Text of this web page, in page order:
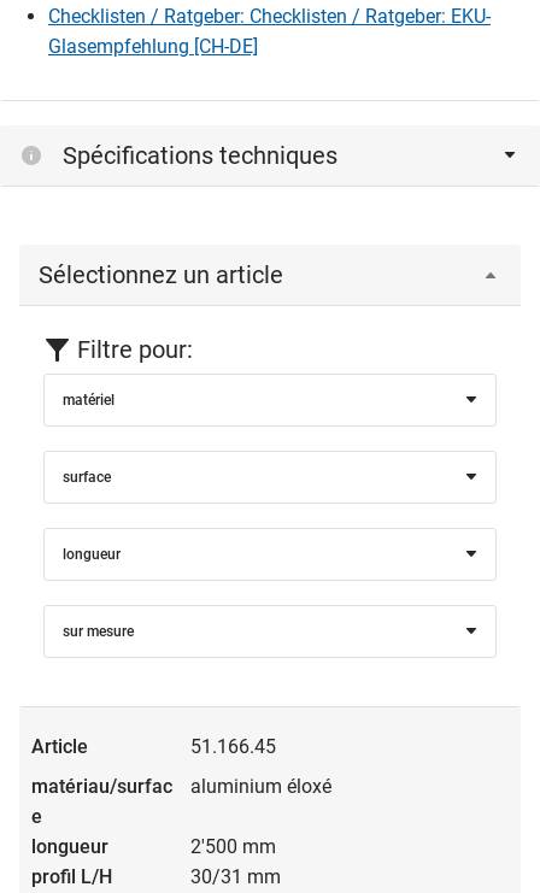
Checklisten / Ratgeber: Checklisten / Ratgeber: EKU-
Glasempfehlung [CH-DE]
Spécifications techniques
Sélectionnez un article
Filtre pour:
matériel
surface
longueur
sur mesure
51.166.45
aluminium éloxé
2'500 mm
30/31 mm